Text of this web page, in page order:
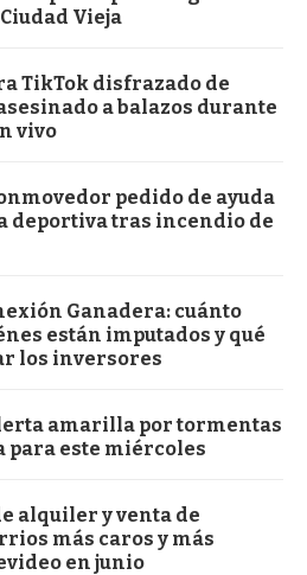
Vieja
TikTok disfrazado de
a balazos durante
vivo
pedido de ayuda
deportiva tras incendio de
Ganadera: cuánto
están imputados y qué
los inversores
amarilla por tormentas
para este miércoles
alquiler y venta de
más caros y más
en junio